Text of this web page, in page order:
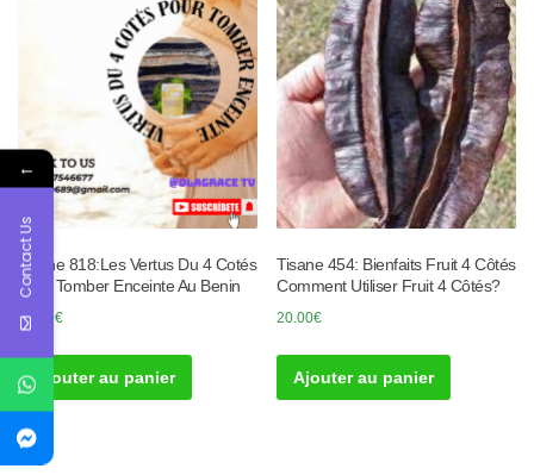
popularité
Tisane 818:Les Vertus Du 4 Cotés
Pour Tomber Enceinte Au Benin
30.00€
Ajouter au panier
Tisane 454: Bienfaits Fruit 4 Côtés
Comment Utiliser Fruit 4 Côtés?
20.00€
Ajouter au panier
←
Contact Us